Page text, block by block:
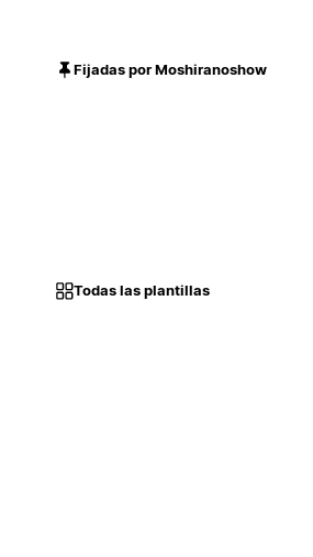
Fijadas por Moshiranoshow
Todas las plantillas